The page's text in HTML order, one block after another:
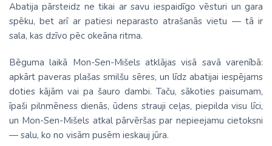
Abatija pārsteidz ne tikai ar savu iespaidīgo vēsturi un gara
spēku, bet arī ar patiesi neparasto atrašanās vietu — tā ir
sala, kas dzīvo pēc okeāna ritma.
Bēguma laikā Mon­-Sen­-Mišels atklājas visā savā varenībā:
apkārt paveras plašas smilšu sēres, un līdz abatijai iespējams
doties kājām vai pa šauro dambi. Taču, sākoties paisumam,
īpaši pilnmēness dienās, ūdens strauji ceļas, piepilda visu līci,
un Mon­-Sen­-Mišels atkal pārvēršas par nepieejamu cietoksni
— salu, ko no visām pusēm ieskauj jūra.